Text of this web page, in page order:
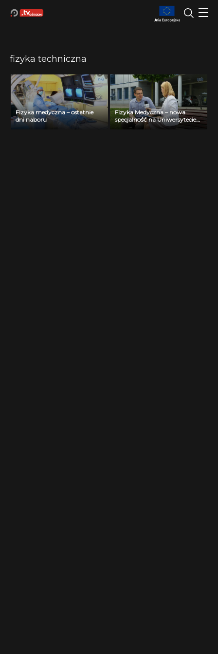
fizyka techniczna
Fizyka medyczna – ostatnie
dni naboru
Fizyka Medyczna – nowa
specjalność na Uniwersytecie
Zielonogórskim